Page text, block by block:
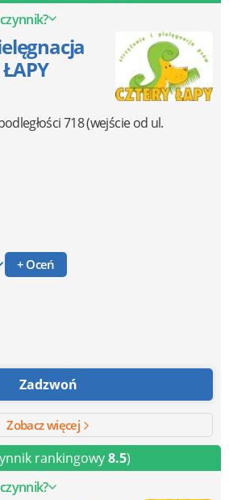
718 (wejście od ul.
+ Oceń
Zadzwoń
Zobacz więcej
rankingowy8.5)